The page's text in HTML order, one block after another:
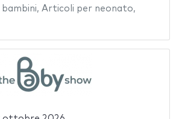
bambini, Articoli per neonato,